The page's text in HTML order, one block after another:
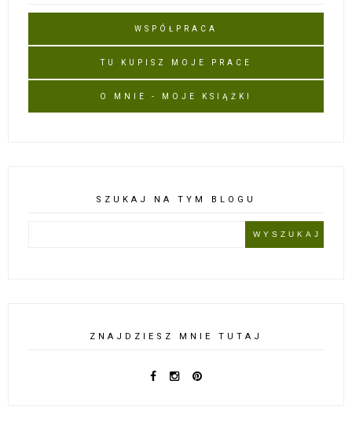
WSPÓŁPRACA
TU KUPISZ MOJE PRACE
O MNIE - MOJE KSIĄŻKI
SZUKAJ NA TYM BLOGU
ZNAJDZIESZ MNIE TUTAJ